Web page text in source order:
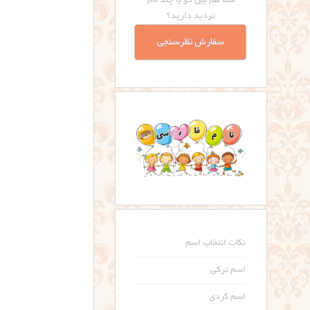
تردید دارید؟
سفارش نظرسنجی
نکات انتخاب اسم
اسم ترکی
اسم کردی